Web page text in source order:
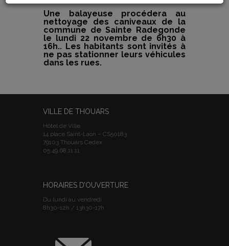
Une balayeuse procédera au
nettoyage des caniveaux de la
commune de Sainte Radegonde
le lundi 22 novembre de 6h30 à
16h.. Les habitants sont invités à
ne pas stationner leurs véhicules
dans les rues.
VILLE DE THOUARS
Hôtel de Ville
14 place Saint-Laon – CS50183
79103 Thouars Cedex
05.49.68.11.11
HORAIRES D’OUVERTURE
Du lundi au vendredi :
8h30-12h / 13h30-17h